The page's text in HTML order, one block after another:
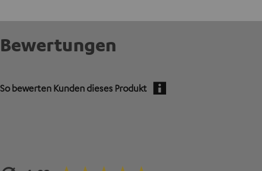
Bewertungen
So bewerten Kunden dieses Produkt